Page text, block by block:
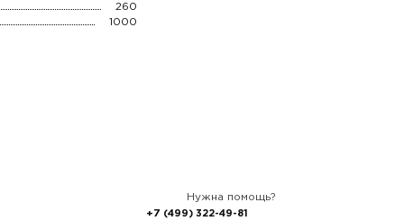
260
1000
Нужна помощь?
+7 (499) 322-49-81